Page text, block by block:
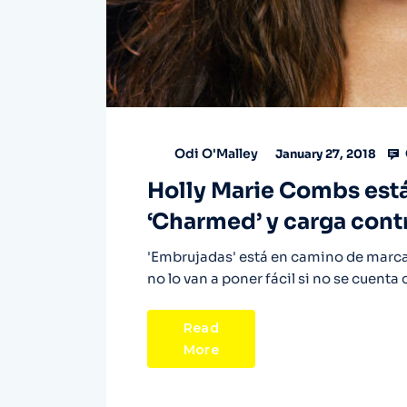
Odi O'Malley January 27, 2018
Holly Marie Combs
‘Charmed’ y carga
'Embrujadas' está en camino de
no lo van a poner fácil si no se cuenta
Read
More